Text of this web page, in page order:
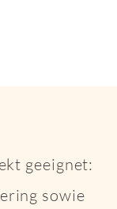
geeignet:
sowie